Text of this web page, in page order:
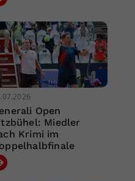
Open
Miedler
Krimi im